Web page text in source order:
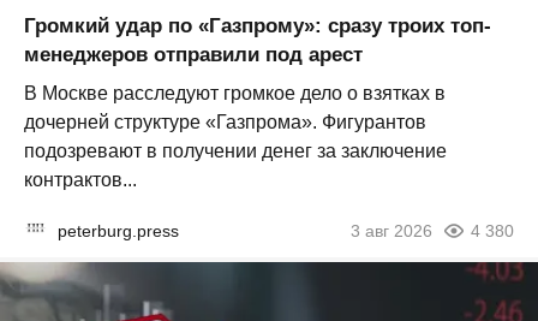
Громкий удар по «Газпрому»: сразу троих топ-
менеджеров отправили под арест
В Москве расследуют громкое дело о взятках в
дочерней структуре «Газпрома». Фигурантов
подозревают в получении денег за заключение
контрактов...
peterburg.press 3 авг 2026 4 380